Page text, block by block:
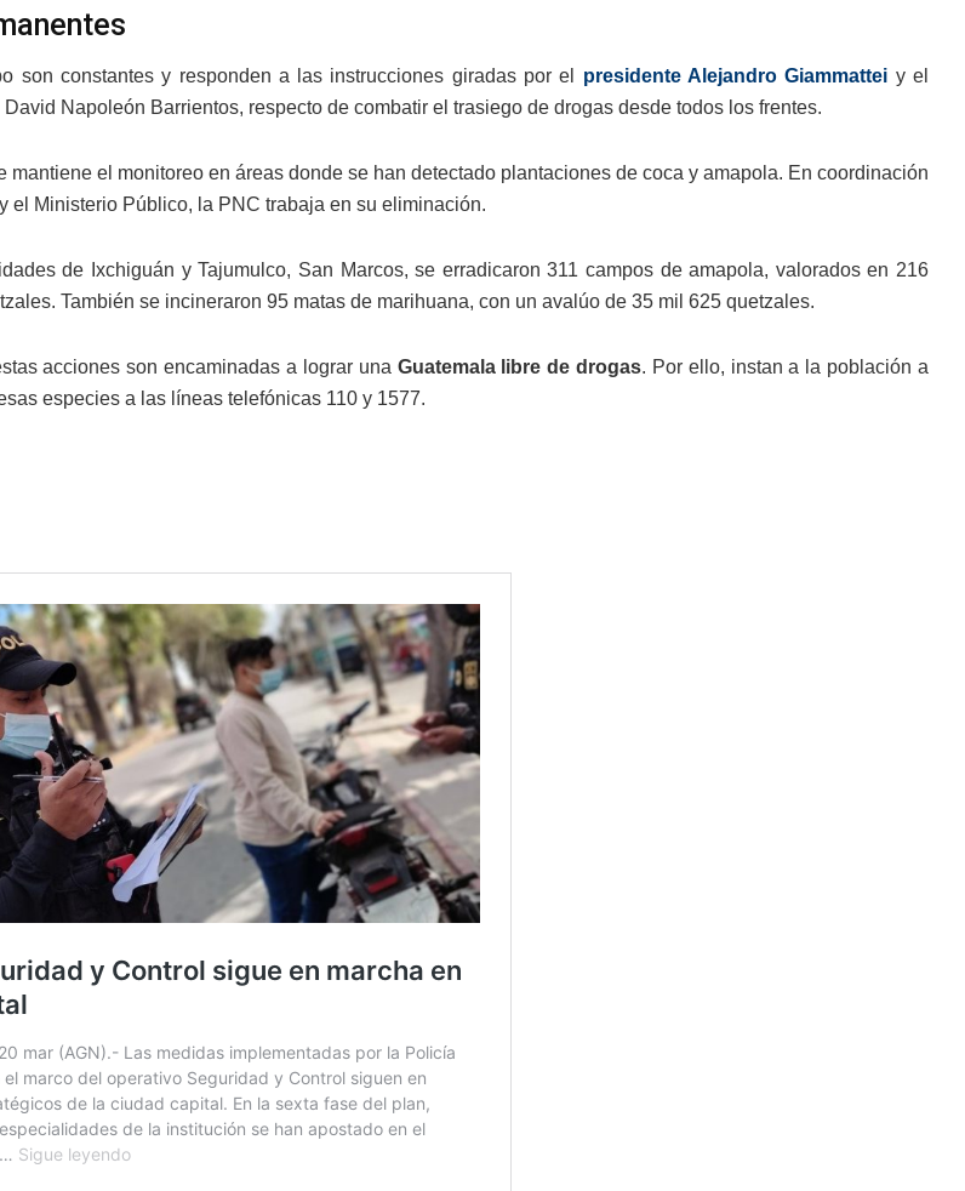
son constantes y responden a las instrucciones giradas por el presidente Alejandro Giammattei y el
Napoleón Barrientos, respecto de combatir el trasiego de drogas desde todos los frentes.
mantiene el monitoreo en áreas donde se han detectado plantaciones de coca y amapola. En coordinación
el Ministerio Público, la PNC trabaja en su eliminación.
de Ixchiguán y Tajumulco, San Marcos, se erradicaron 311 campos de amapola, valorados en 216
También se incineraron 95 matas de marihuana, con un avalúo de 35 mil 625 quetzales.
acciones son encaminadas a lograr una Guatemala libre de drogas. Por ello, instan a la población a
especies a las líneas telefónicas 110 y 1577.